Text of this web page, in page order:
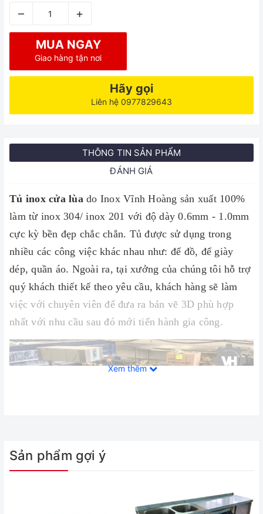
– +
MUA NGAY
Giao hàng tận nơi
Hãy gọi
Liên hệ 0977829643
THÔNG TIN SẢN PHẨM
ĐÁNH GIÁ
Tủ inox cửa lùado Inox Vĩnh Hoàng sản xuất 100%
làm từ inox 304/ inox 201 với độ dày 0.6mm - 1.0mm
cực kỳ bền đẹp chắc chắn. Tủ được sử dụng trong
nhiều các công việc khác nhau như: để đồ, để giày
dép, quần áo. Ngoài ra, tại xưởng của chúng tôi hỗ trợ
quý khách thiết kế theo yêu cầu, khách hàng sẽ làm
việc với chuyên viên để đưa ra bản vẽ 3D phù hợp
nhất với nhu cầu sau đó mới tiến hành gia công.
Xem thêm
Sản phẩm gợi ý